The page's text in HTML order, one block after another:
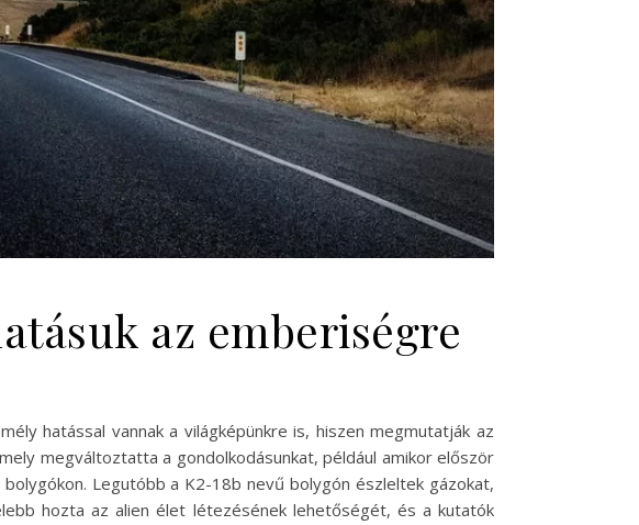
az emberiségre
hatással vannak a világképünkre is, hiszen megmutatják az
megváltoztatta a gondolkodásunkat, például amikor először
Legutóbb a K2-18b nevű bolygón észleltek gázokat,
hozta az alien élet létezésének lehetőségét, és a kutatók